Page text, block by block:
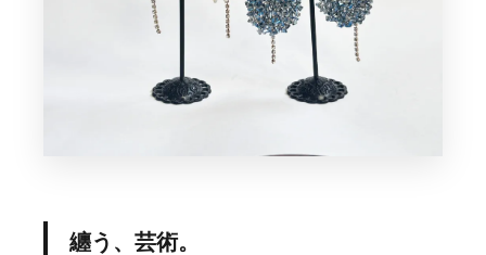
纏う、芸術。